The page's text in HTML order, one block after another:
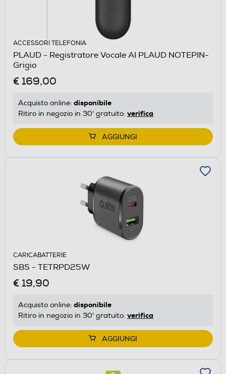
ACCESSORI TELEFONIA
PLAUD - Registratore Vocale AI PLAUD NOTEPIN-
Grigio
€ 169,00
Acquisto online: disponibile
Ritiro in negozio in 30' gratuito: verifica
AGGIUNGI
CARICABATTERIE
SBS - TETRPD25W
€ 19,90
Acquisto online: disponibile
Ritiro in negozio in 30' gratuito: verifica
AGGIUNGI